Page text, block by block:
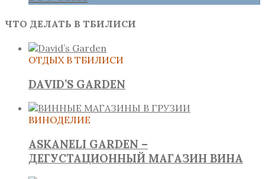
ЧТО ДЕЛАТЬ В ТБИЛИСИ
ОТДЫХ В ТБИЛИСИ
DAVID’S GARDEN
ВИНОДЕЛИЕ
ASKANELI GARDEN –
ДЕГУСТАЦИОННЫЙ МАГАЗИН ВИНА